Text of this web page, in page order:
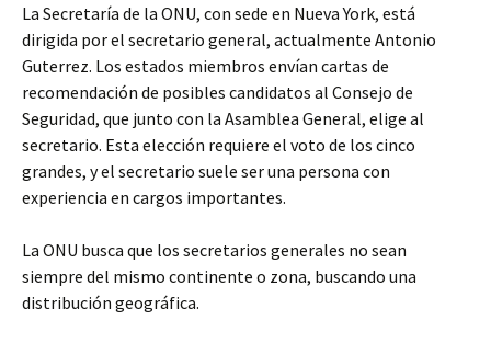
La Secretaría de la ONU, con sede en Nueva York, está
dirigida por el secretario general, actualmente Antonio
Guterrez. Los estados miembros envían cartas de
recomendación de posibles candidatos al Consejo de
Seguridad, que junto con la Asamblea General, elige al
secretario. Esta elección requiere el voto de los cinco
grandes, y el secretario suele ser una persona con
experiencia en cargos importantes.
La ONU busca que los secretarios generales no sean
siempre del mismo continente o zona, buscando una
distribución geográfica.